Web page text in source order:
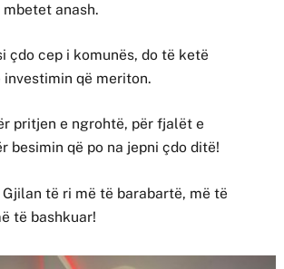
anash.
çdo cep i komunës, do të ketë
investimin që meriton.
pritjen e ngrohtë, për fjalët e
besimin që po na jepni çdo ditë!
të ri më të barabartë, më të
të bashkuar!